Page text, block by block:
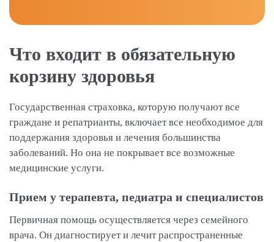
Что входит в обязательную
корзину здоровья
Государственная страховка, которую получают все
граждане и репатрианты, включает все необходимое для
поддержания здоровья и лечения большинства
заболеваний. Но она не покрывает все возможные
медицинские услуги.
Прием у терапевта, педиатра и специалистов
Первичная помощь осуществляется через семейного
врача. Он диагностирует и лечит распространенные